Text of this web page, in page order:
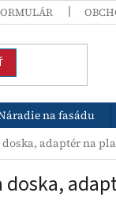
na fasádu
adaptér na